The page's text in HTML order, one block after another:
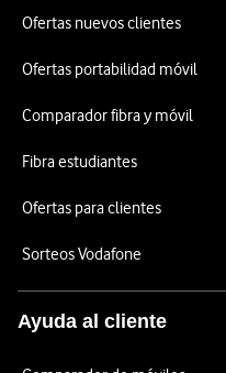
Ofertas nuevos clientes
Ofertas portabilidad móvil
Comparador fibra y móvil
Fibra estudiantes
Ofertas para clientes
Sorteos Vodafone
Ayuda al cliente